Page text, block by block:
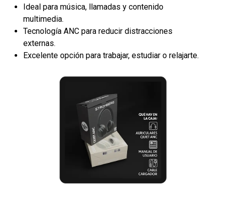
Ideal para música, llamadas y contenido
multimedia.
Tecnología ANC para reducir distracciones
externas.
Excelente opción para trabajar, estudiar o relajarte.